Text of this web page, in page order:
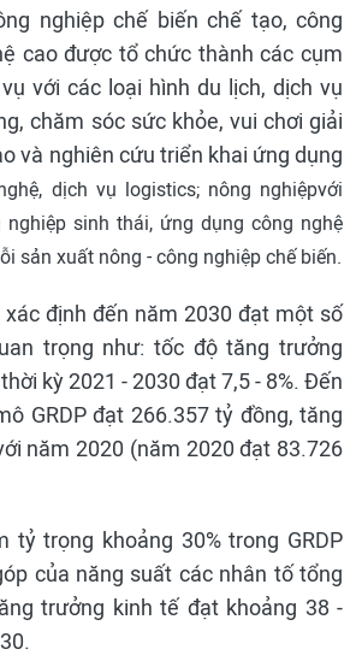
nghiệp chế biến chế tạo, công
cao được tổ chức thành các cụm
với các loại hình du lịch, dịch vụ
chăm sóc sức khỏe, vui chơi giải
và nghiên cứu triển khai ứng dụng
dịch vụ logistics; nông nghiệpvới
sinh thái, ứng dụng công nghệ
sản xuất nông - công nghiệp chế biến.
xác định đến năm 2030 đạt một số
trọng như: tốc độ tăng trưởng
kỳ 2021 - 2030 đạt 7,5 - 8%. Đến
GRDP đạt 266.357 tỷ đồng, tăng
năm 2020 (năm 2020 đạt 83.726
tỷ trọng khoảng 30% trong GRDP
của năng suất các nhân tố tổng
trưởng kinh tế đạt khoảng 38 -